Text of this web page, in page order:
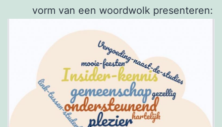
vorm van een woordwolk presenteren: